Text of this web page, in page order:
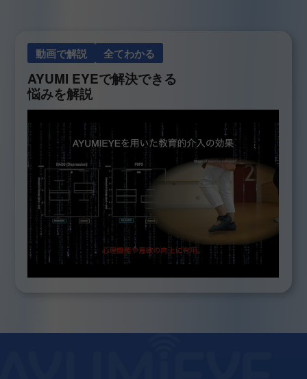
動画で解説 全てわかる
AYUMI EYEで解決できる
悩みを解説